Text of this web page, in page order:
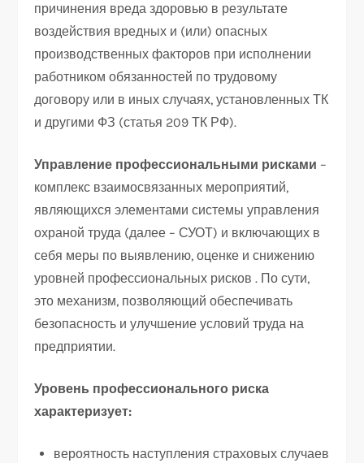
причинения вреда здоровью в результате
воздействия вредных и (или) опасных
производственных факторов при исполнении
работником обязанностей по трудовому
договору или в иных случаях, установленных ТК
и другими ФЗ (статья 209 ТК РФ).
Управление профессиональными рисками –
комплекс взаимосвязанных мероприятий,
являющихся элементами системы управления
охраной труда (далее – СУОТ) и включающих в
себя меры по выявлению, оценке и снижению
уровней профессиональных рисков . По сути,
это механизм, позволяющий обеспечивать
безопасность и улучшение условий труда на
предприятии.
Уровень профессионального риска
характеризует:
вероятность наступления страховых случаев